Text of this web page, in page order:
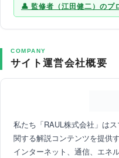
監修者（江田健二）のプ
COMPANY
サイト運営会社概要
私たち「RAUL株式会社」は
関する解説コンテンツを提供
インターネット、通信、エネ